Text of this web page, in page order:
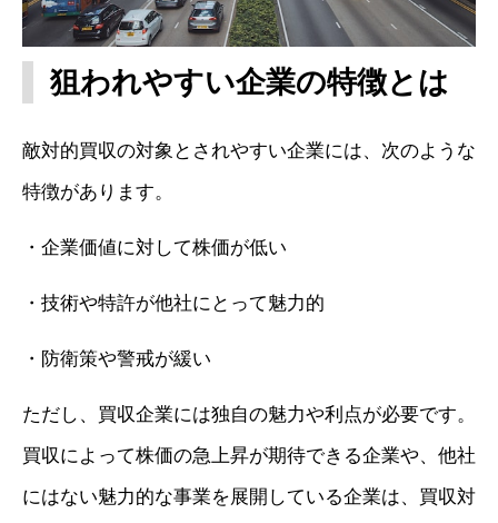
狙われやすい企業の特徴とは
敵対的買収の対象とされやすい企業には、次のような
特徴があります。
・企業価値に対して株価が低い
・技術や特許が他社にとって魅力的
・防衛策や警戒が緩い
ただし、買収企業には独自の魅力や利点が必要です。
買収によって株価の急上昇が期待できる企業や、他社
にはない魅力的な事業を展開している企業は、買収対